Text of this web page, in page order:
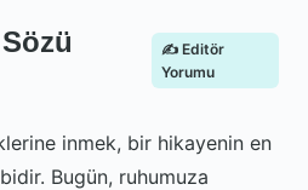
✍️ Editör
Yorumu
inmek, bir hikayenin en
Bugün, ruhumuza